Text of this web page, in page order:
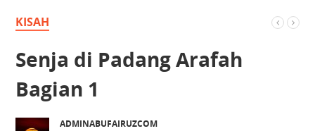
KISAH
Senja di Padang Arafah
Bagian 1
ADMINABUFAIRUZCOM